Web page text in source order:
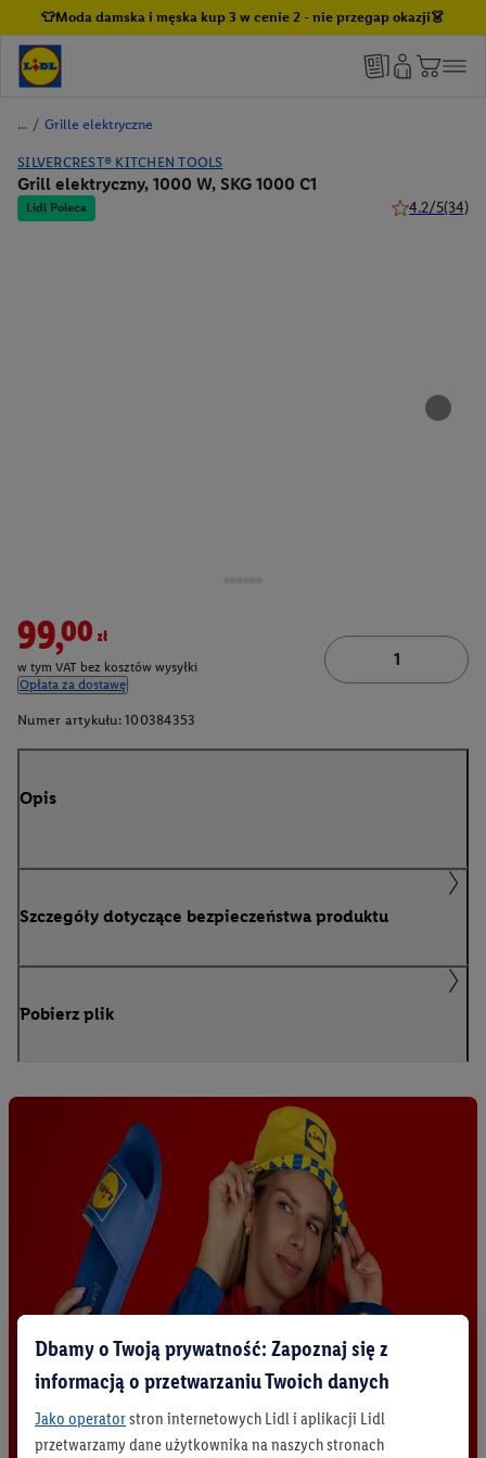
👕Moda damska i męska kup 3 w cenie 2 - nie przegap okazji👗
/ Grille elektryczne
SILVERCREST® KITCHEN TOOLS
Grill elektryczny, 1000 W, SKG 1000 C1
Lidl Poleca 4.2/5(34)
99,00zł
w tym VAT bez kosztów wysyłki
Opłata za dostawę
Numer artykułu: 100384353
Opis
Szczegóły dotyczące bezpieczeństwa produktu
Pobierz plik
Dbamy o Twoją prywatność: Zapoznaj się z
informacją o przetwarzaniu Twoich danych
Jako operatorstron internetowych Lidl i aplikacji Lidl
przetwarzamy dane użytkownika na naszych stronach